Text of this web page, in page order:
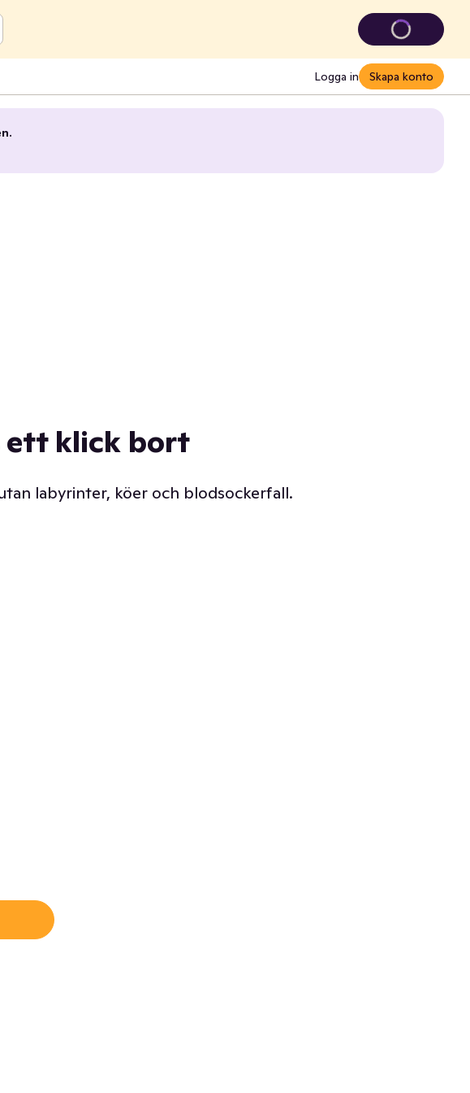
Logga in Skapa konto
ett klick bort
labyrinter, köer och blodsockerfall.